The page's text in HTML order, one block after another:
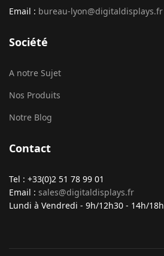
Email : bureau-lyon@digitaldisplays.fr
Société
A notre Sujet
Nos Produits
Notre Blog
Contact
Tel : +33(0)2 51 78 99 01
Email : sales@digitaldisplays.fr
Lundi à Vendredi - 9h/12h30 - 14h/18h